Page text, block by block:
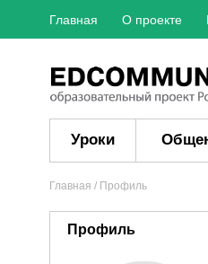
Главная О проекте
Уроки
Главная / Профиль
Профиль